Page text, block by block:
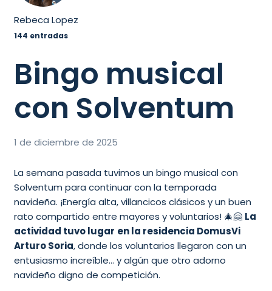
Rebeca Lopez
144 entradas
Bingo musical
con Solventum
1 de diciembre de 2025
La semana pasada tuvimos un bingo musical con
Solventum para continuar con la temporada
navideña. ¡Energía alta, villancicos clásicos y un buen
rato compartido entre mayores y voluntarios! 🎄🤗 La
actividad tuvo lugar en la residencia DomusVi
Arturo Soria, donde los voluntarios llegaron con un
entusiasmo increíble… y algún que otro adorno
navideño digno de competición.